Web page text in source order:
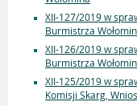
XII-127/2019 w
Burmistrza
XII-126/2019 w
Burmistrza
XII-125/2019 w
Komisji Skarg,